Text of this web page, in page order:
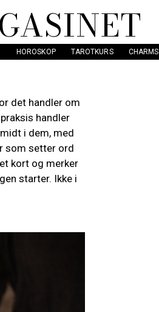
HOROSKOP TAROTKURS CHARMS
det handler om
handler
i dem, med
som setter ord
kort og merker
starter. Ikke i